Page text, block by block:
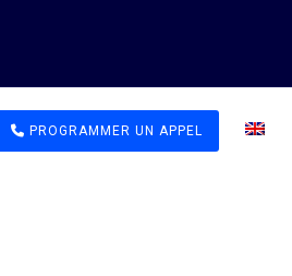
PROGRAMMER UN APPEL